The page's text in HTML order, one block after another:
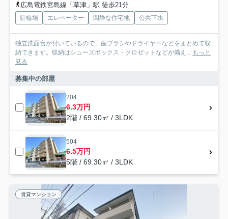
広島電鉄宮島線「草津」駅 徒歩21分
駐輪場 エレベーター 閑静な住宅地 公共下水
独立洗面台が付いているので、歯ブラシやドライヤーなどをまとめて収
納できます。収納はシューズボックス・クロゼットなどが備え...
もっと
見る
募集中の部屋
204
6.3万円
2階 / 69.30㎡ / 3LDK
504
6.5万円
5階 / 69.30㎡ / 3LDK
賃貸マンション